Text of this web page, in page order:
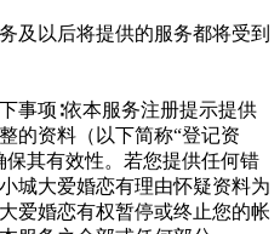
及以后将提供的服务都将受到
事项∶依本服务注册提示提供
的资料（以下简称“登记资
其有效性。若您提供任何错
小城大爱婚恋有理由怀疑资料为
爱婚恋有权暂停或终止您的帐